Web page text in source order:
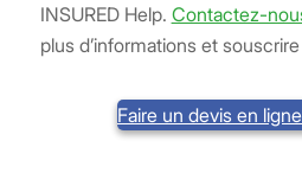
INSURED Help. Contactez-
plus d’informations et
Faire un devis en